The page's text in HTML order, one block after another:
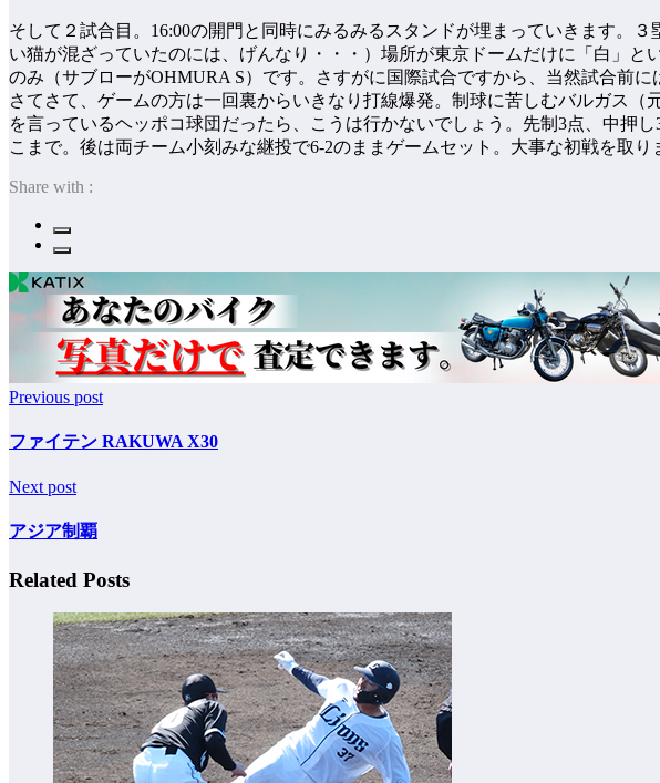
そして２試合目。16:00の開門と同時にみるみるスタンドが埋まっていきます。
い猫が混ざっていたのには、げんなり・・・）場所が東京ドームだけに「白」
のみ（サブローがOHMURA S）です。さすがに国際試合ですから、当然試合前に
さてさて、ゲームの方は一回裏からいきなり打線爆発。制球に苦しむバルガス
を言っているヘッポコ球団だったら、こうは行かないでしょう。先制3点、中押
こまで。後は両チーム小刻みな継投で6-2のままゲームセット。大事な初戦を取り
Share with :
Previous post
ファイテン RAKUWA X30
Next post
アジア制覇
Related Posts